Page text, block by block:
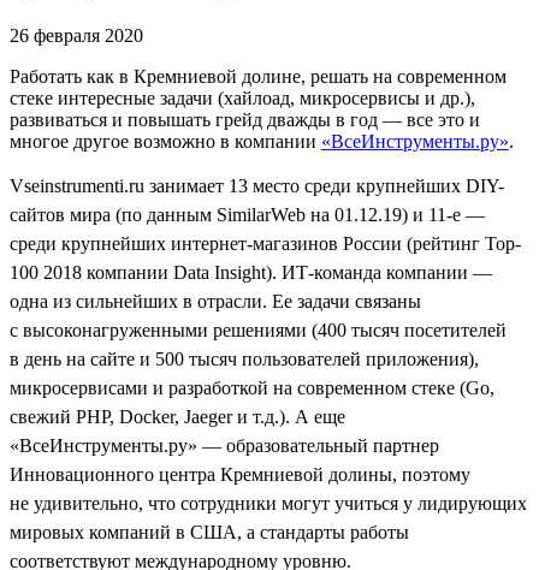
26 февраля 2020
Работать как в Кремниевой долине, решать на современном
стеке интересные задачи (хайлоад, микросервисы и др.),
развиваться и повышать грейд дважды в год — все это и
многое другое возможно в компании «ВсеИнструменты.ру».
Vseinstrumenti.ru занимает 13 место среди крупнейших DIY-
сайтов мира (по данным SimilarWeb на 01.12.19) и 11-е —
среди крупнейших интернет-магазинов России (рейтинг Top-
100 2018 компании Data Insight). ИТ-команда компании —
одна из сильнейших в отрасли. Ее задачи связаны
с высоконагруженными решениями (400 тысяч посетителей
в день на сайте и 500 тысяч пользователей приложения),
микросервисами и разработкой на современном стеке (Go,
свежий PHP, Docker, Jaeger и т.д.). А еще
«ВсеИнструменты.ру» — образовательный партнер
Инновационного центра Кремниевой долины, поэтому
не удивительно, что сотрудники могут учиться у лидирующих
мировых компаний в США, а стандарты работы
соответствуют международному уровню.